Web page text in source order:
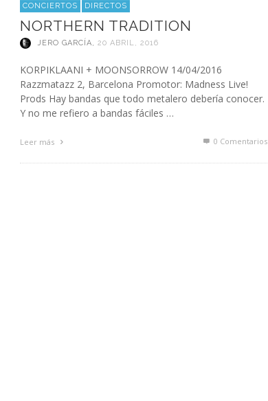
CONCIERTOS DIRECTOS
NORTHERN TRADITION
JERO GARCÍA, 20 ABRIL, 2016
KORPIKLAANI + MOONSORROW 14/04/2016
Razzmatazz 2, Barcelona Promotor: Madness Live!
Prods Hay bandas que todo metalero debería conocer.
Y no me refiero a bandas fáciles …
Leer más 0 Comentarios